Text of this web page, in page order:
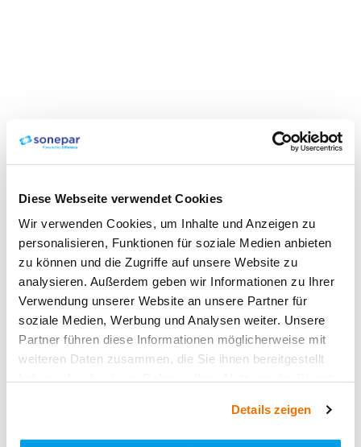
Diese Webseite verwendet Cookies
Wir verwenden Cookies, um Inhalte und Anzeigen zu
personalisieren, Funktionen für soziale Medien anbieten
zu können und die Zugriffe auf unsere Website zu
analysieren. Außerdem geben wir Informationen zu Ihrer
Verwendung unserer Website an unsere Partner für
soziale Medien, Werbung und Analysen weiter. Unsere
Partner führen diese Informationen möglicherweise mit
weiteren Daten zusammen, die Sie ihnen bereitgestellt
Details zeigen